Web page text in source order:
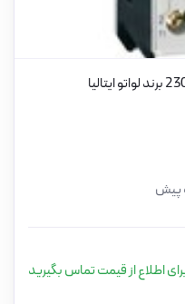
پیش
اطلاع از قیمت تماس بگیرید